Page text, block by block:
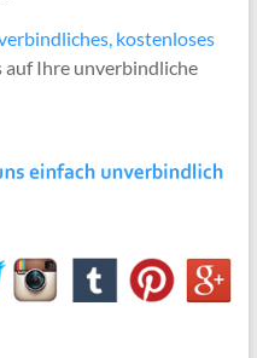
kostenloses
auf Ihre unverbindliche